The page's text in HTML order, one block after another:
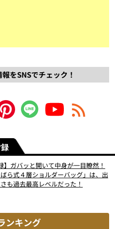
をSNSでチェック！
】ガバッと開いて中身が一目瞭然！
ら式４層ショルダーバッグ」は、出
も過去最高レベルだった！
ンキング